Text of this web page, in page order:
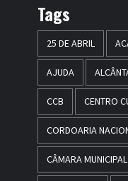
Tags
25 DE ABRIL
AJUDA
CCB CENTRO
CORDOARIA
CÂMARA